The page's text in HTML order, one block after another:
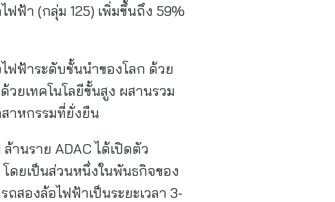
ฟ้า (กลุ่ม 125) เพิ่มขึ้นถึง 59%
ฟฟ้าระดับชั้นนำของโลก ด้วย
ยเทคโนโลยีขั้นสูง ผสานรวม
าหกรรมที่ยั่งยืน
านราย ADAC ได้เปิดตัว
ดยเป็นส่วนหนึ่งในพันธกิจของ
สองล้อไฟฟ้าเป็นระยะเวลา 3-